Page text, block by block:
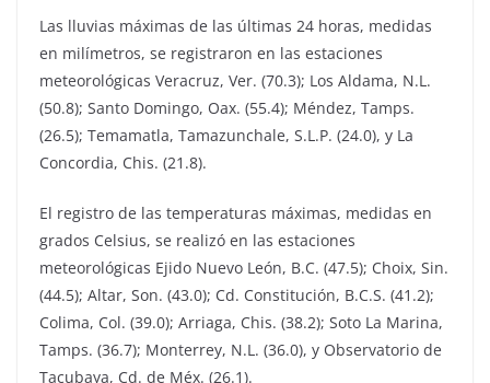
Las lluvias máximas de las últimas 24 horas, medidas
en milímetros, se registraron en las estaciones
meteorológicas Veracruz, Ver. (70.3); Los Aldama, N.L.
(50.8); Santo Domingo, Oax. (55.4); Méndez, Tamps.
(26.5); Temamatla, Tamazunchale, S.L.P. (24.0), y La
Concordia, Chis. (21.8).
El registro de las temperaturas máximas, medidas en
grados Celsius, se realizó en las estaciones
meteorológicas Ejido Nuevo León, B.C. (47.5); Choix, Sin.
(44.5); Altar, Son. (43.0); Cd. Constitución, B.C.S. (41.2);
Colima, Col. (39.0); Arriaga, Chis. (38.2); Soto La Marina,
Tamps. (36.7); Monterrey, N.L. (36.0), y Observatorio de
Tacubaya, Cd. de Méx. (26.1).